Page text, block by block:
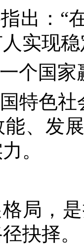
出： “
实现
个国
特色
、发
。
局，
抉择。